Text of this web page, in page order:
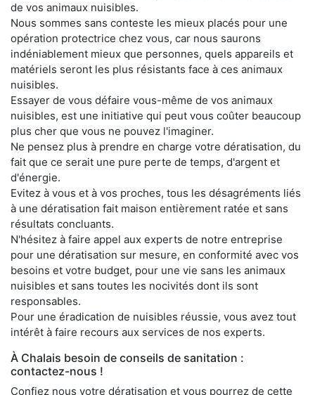
de vos animaux nuisibles.
Nous sommes sans conteste les mieux placés pour une
opération protectrice chez vous, car nous saurons
indéniablement mieux que personnes, quels appareils et
matériels seront les plus résistants face à ces animaux
nuisibles.
Essayer de vous défaire vous-même de vos animaux
nuisibles, est une initiative qui peut vous coûter beaucoup
plus cher que vous ne pouvez l'imaginer.
Ne pensez plus à prendre en charge votre dératisation, du
fait que ce serait une pure perte de temps, d'argent et
d'énergie.
Evitez à vous et à vos proches, tous les désagréments liés
à une dératisation fait maison entièrement ratée et sans
résultats concluants.
N'hésitez à faire appel aux experts de notre entreprise
pour une dératisation sur mesure, en conformité avec vos
besoins et votre budget, pour une vie sans les animaux
nuisibles et sans toutes les nocivités dont ils sont
responsables.
Pour une éradication de nuisibles réussie, vous avez tout
intérêt à faire recours aux services de nos experts.
À Chalais besoin de conseils de sanitation :
contactez-nous !
Confiez nous votre dératisation et vous pourrez de cette